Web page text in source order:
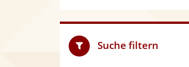
Suche filtern